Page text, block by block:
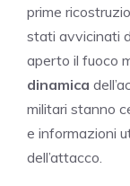
prime
stati avvicinati
aperto il fuoco
dinamica
militari stanno
e informazioni
dell’attacco.